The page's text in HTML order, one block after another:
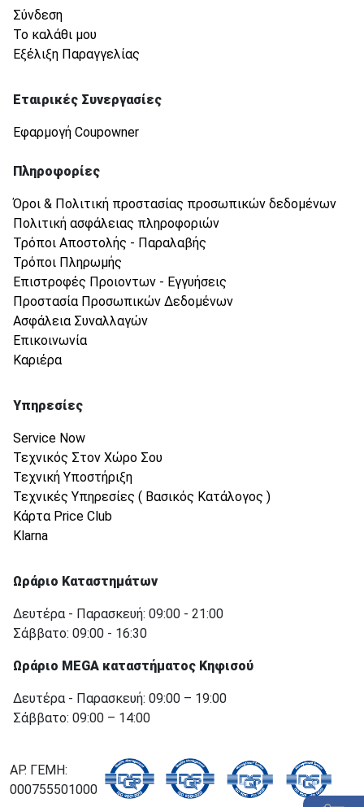
Σύνδεση
Το καλάθι μου
Εξέλιξη Παραγγελίας
Εταιρικές Συνεργασίες
Εφαρμογή Coupowner
Πληροφορίες
Όροι & Πολιτική προστασίας προσωπικών δεδομένων
Πολιτική ασφάλειας πληροφοριών
Τρόποι Αποστολής - Παραλαβής
Τρόποι Πληρωμής
Επιστροφές Προιοντων - Εγγυήσεις
Προστασία Προσωπικών Δεδομένων
Ασφάλεια Συναλλαγών
Επικοινωνία
Καριέρα
Υπηρεσίες
Service Now
Τεχνικός Στον Χώρο Σου
Τεχνική Υποστήριξη
Τεχνικές Υπηρεσίες ( Βασικός Κατάλογος )
Κάρτα Price Club
Klarna
Ωράριο Καταστημάτων
Δευτέρα - Παρασκευή: 09:00 - 21:00
Σάββατο: 09:00 - 16:30
Ωράριο MEGA καταστήματος Κηφισού
Δευτέρα - Παρασκευή: 09:00 – 19:00
Σάββατο: 09:00 – 14:00
ΑΡ. ΓΕΜΗ:
000755501000